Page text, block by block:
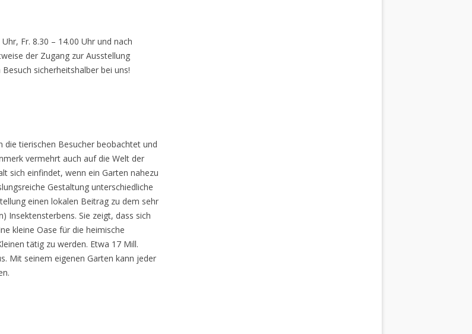
Fr. 8.30 – 14.00 Uhr und nach
der Zugang zur Ausstellung
sicherheitshalber bei uns!
die tierischen Besucher beobachtet und
vermehrt auch auf die Welt der
sich einfindet, wenn ein Garten nahezu
Gestaltung unterschiedliche
einen lokalen Beitrag zu dem sehr
Insektensterbens. Sie zeigt, dass sich
kleine Oase für die heimische
tätig zu werden. Etwa 17 Mill.
Mit seinem eigenen Garten kann jeder